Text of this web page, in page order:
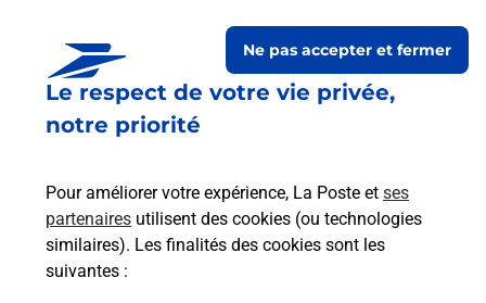
Le respect de votre vie privée,
notre priorité
Pour améliorer votre expérience, La Poste et ses
partenaires utilisent des cookies (ou technologies
similaires). Les finalités des cookies sont les
suivantes :
Ne pas accepter et fermer
Boîte aux lettres La Poste
Collecte du courrier aujourd'hui à
36 Grande Rue
Combeaufontaine
Itinéraire
Le lien s'ouvre dans un nouvel onglet